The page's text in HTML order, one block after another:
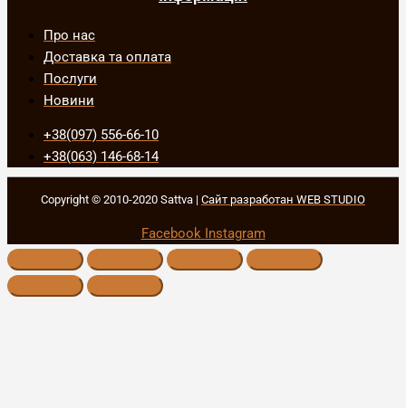
Про нас
Доставка та оплата
Послуги
Новини
+38(097) 556-66-10
+38(063) 146-68-14
Copyright © 2010-2020 Sattva | Сайт разработан WEB STUDIO
Facebook Instagram